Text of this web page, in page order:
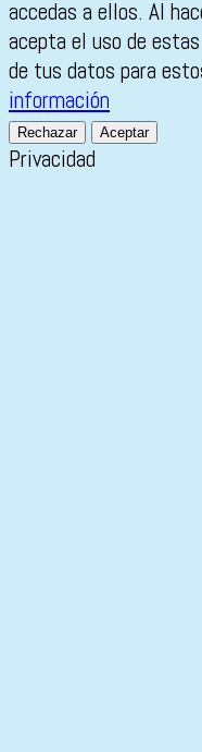
accedas a ellos. Al
acepta el uso de
de tus datos para
información
Rechazar Aceptar
Privacidad